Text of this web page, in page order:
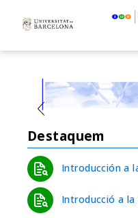
navigation
Destaquem
Introducción a
Introducció a